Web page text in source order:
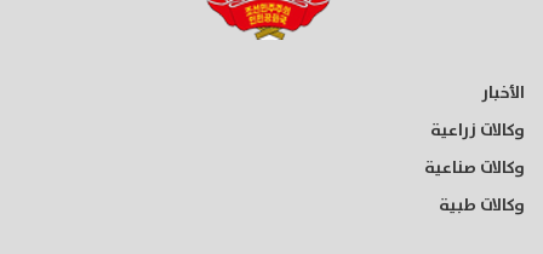
الأخبار
وكالات زراعية
وكالات صناعية
وكالات طبية